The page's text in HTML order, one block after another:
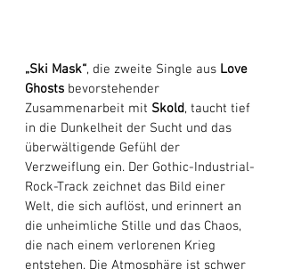
„Ski Mask“, die zweite Single aus Love
Ghosts bevorstehender
Zusammenarbeit mit Skold, taucht tief
in die Dunkelheit der Sucht und das
überwältigende Gefühl der
Verzweiflung ein. Der Gothic-Industrial-
Rock-Track zeichnet das Bild einer
Welt, die sich auflöst, und erinnert an
die unheimliche Stille und das Chaos,
die nach einem verlorenen Krieg
entstehen. Die Atmosphäre ist schwer